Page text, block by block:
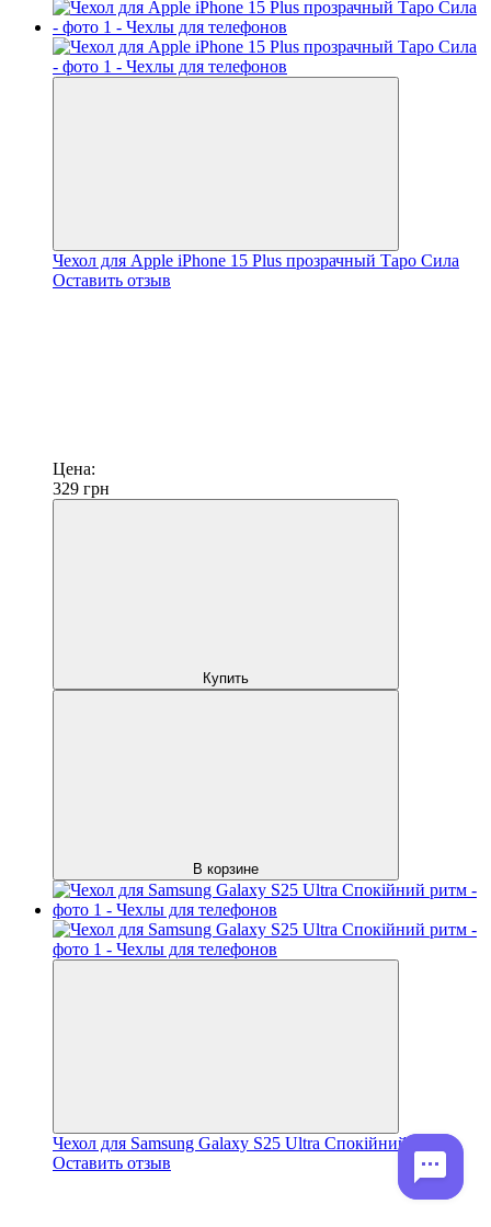
Чехол для Apple iPhone 15 Plus прозрачный Таро Сила
Оставить отзыв
Цена:
329 грн
Купить
В корзине
Чехол для Samsung Galaxy S25 Ultra Спокійний ритм
Оставить отзыв